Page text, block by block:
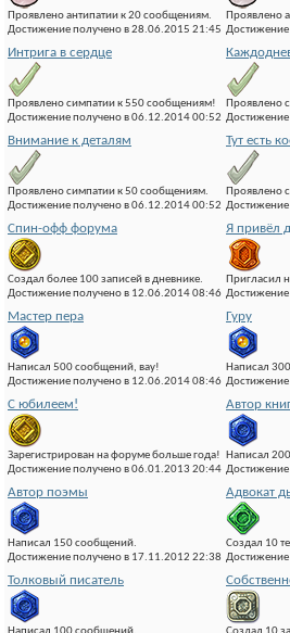
Проявлено антипатии к 20 сообщениям.
Достижение получено в 28.06.2015 21:45
Проявлено
Интрига в сердце
Проявлено симпатии к 550 сообщениям!
Достижение получено в 06.12.2014 00:52
Проявлено
Внимание к деталям
Проявлено симпатии к 50 сообщениям.
Достижение получено в 06.12.2014 00:52
Тут есть
Проявлено
Спин-офф форума
Создал более 100 записей в дневнике.
Достижение получено в 12.06.2014 08:46
Я привёл
Пригласил
Мастер пера
Написал 500 сообщений, вау!
Достижение получено в 12.06.2014 08:46
Гуру
Написал
С юбилеем!
Зарегистрирован на форуме больше года!
Достижение получено в 06.01.2013 20:44
Автор
Написал
Автор поэмы
Написал 150 сообщений.
Достижение получено в 17.11.2012 22:38
Адвокат
Создал 10
Толковый писатель